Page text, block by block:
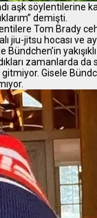
aşk söylentilerine
demişti.
Tom Brady
jiu-jitsu hocası ve
zamanlarda da
Gisele